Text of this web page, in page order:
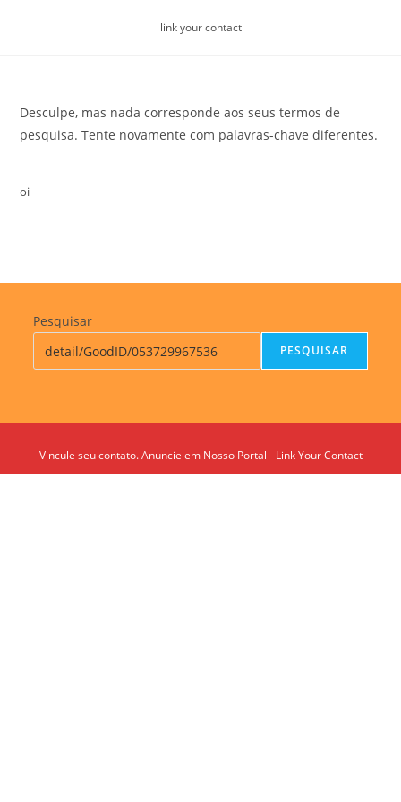
link your contact
Desculpe, mas nada corresponde aos seus termos de
pesquisa. Tente novamente com palavras-chave diferentes.
oi
Pesquisar
PESQUISAR
Vincule seu contato. Anuncie em Nosso Portal - Link Your Contact